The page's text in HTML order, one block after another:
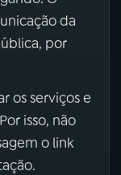
da
por
os serviços e
isso, não
o link